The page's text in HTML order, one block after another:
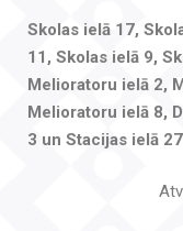
Skolas ielā 17,
11, Skolas ielā 9,
Melioratoru ielā 2,
Melioratoru ielā 8,
3 un Stacijas ielā